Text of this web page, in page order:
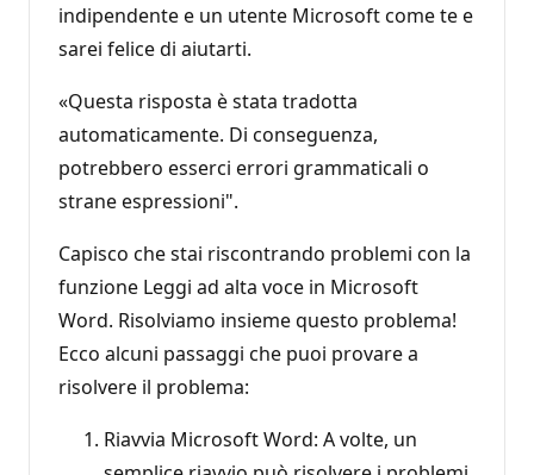
indipendente e un utente Microsoft come te e
sarei felice di aiutarti.
«Questa risposta è stata tradotta
automaticamente. Di conseguenza,
potrebbero esserci errori grammaticali o
strane espressioni".
Capisco che stai riscontrando problemi con la
funzione Leggi ad alta voce in Microsoft
Word. Risolviamo insieme questo problema!
Ecco alcuni passaggi che puoi provare a
risolvere il problema:
Riavvia Microsoft Word: A volte, un